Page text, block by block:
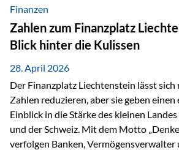
Wirtschaftswachstum, verändern die
Investoren. Produktivität adressiert
Herausforderungen, da wirtschaftliches
langfristig durch
durch die Fähigkeit von Unternehmen,
Finanzen
Zahlen zum Finanzplatz
Blick hinter die Kulissen
28. April 2026
Der Finanzplatz Liechtenstein lässt
Zahlen reduzieren, aber sie geben
Einblick in die Stärke des kleinen
und der Schweiz. Mit dem Motto „Denken in Generationen“
verfolgen Banken, Vermögensverwalter